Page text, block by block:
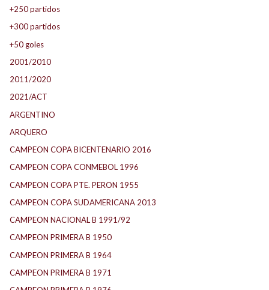
+250 partidos
+300 partidos
+50 goles
2001/2010
2011/2020
2021/ACT
ARGENTINO
ARQUERO
CAMPEON COPA BICENTENARIO 2016
CAMPEON COPA CONMEBOL 1996
CAMPEON COPA PTE. PERON 1955
CAMPEON COPA SUDAMERICANA 2013
CAMPEON NACIONAL B 1991/92
CAMPEON PRIMERA B 1950
CAMPEON PRIMERA B 1964
CAMPEON PRIMERA B 1971